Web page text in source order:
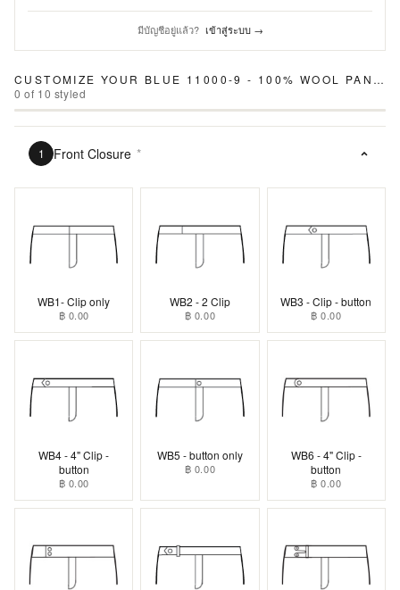
มีบัญชีอยู่แล้ว? เข้าสู่ระบบ →
CUSTOMIZE YOUR BLUE 11000-9 - 100% WOOL PANTS
0 of 10 styled
1 Front Closure *
WB1- Clip only
฿ 0.00
WB2 - 2 Clip
฿ 0.00
WB3 - Clip - button
฿ 0.00
WB4 - 4" Clip -
button
฿ 0.00
WB5 - button only
฿ 0.00
WB6 - 4" Clip -
button
฿ 0.00